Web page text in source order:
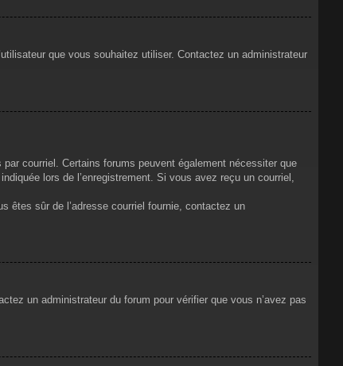
que vous souhaitez utiliser. Contactez un administrateur
courriel. Certains forums peuvent également nécessiter que
lors de l’enregistrement. Si vous avez reçu un courriel,
êtes sûr de l’adresse courriel fournie, contactez un
un administrateur du forum pour vérifier que vous n’avez pas